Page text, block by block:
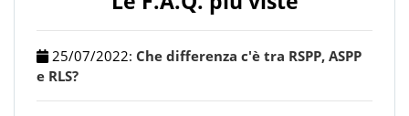
25/07/2022: Che differenza c'è tra RSPP, ASPP
e RLS?